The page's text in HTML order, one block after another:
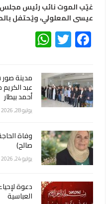
غيّب الموت نائب رئيس
عيسى المعلولي، ويُحتفل
Facebook
Twitter
مدينة صور
عبد
أحمد بيطار
يوليو 28, 2026
وفاة
صالح)
يوليو 24, 2026
دعوة
العباسية